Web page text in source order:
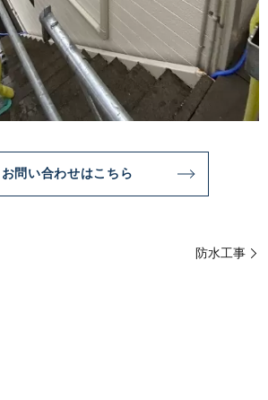
お問い合わせはこちら
防水工事